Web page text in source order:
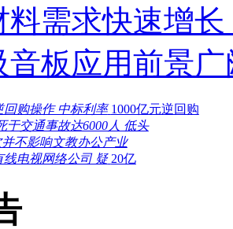
料需求快速增
音板应用前景
回购操作 中标利率 1000亿元逆回购
于交通事故达6000人 低头
不影响文教办公产业
线电视网络公司 疑 20亿